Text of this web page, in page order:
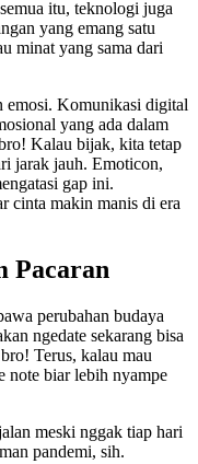
itu, teknologi juga
yang emang satu
minat yang sama dari
emosi. Komunikasi digital
yang ada dalam
Kalau bijak, kita tetap
jarak jauh. Emoticon,
gap ini.
cinta makin manis di era
Pacaran
perubahan budaya
ngedate sekarang bisa
Terus, kalau mau
note biar lebih nyampe
meski nggak tiap hari
pandemi, sih.